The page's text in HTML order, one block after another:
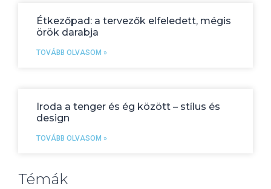
Étkezőpad: a tervezők elfeledett, mégis
örök darabja
TOVÁBB OLVASOM »
Iroda a tenger és ég között – stílus és
design
TOVÁBB OLVASOM »
Témák